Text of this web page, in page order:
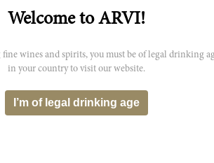
Erfahrungen zu diesem Wein reichen
verschlossen! 99 (20/20): Geballtes
tiefgründige und mineralische
Minuten kommen ein bis zwei weitere
Adstringenz, reife Tannine, die Süsse
weiterer Flaschenlagerung schreit,
den Sylvesterabend in den
Bouquet immer noch nur schwer
Konstellation noch mindestens zehn
unvergesslicher Moment. Wer wartet,
Schwarze Schokolade, Kakaobohnen,
entfaltet und dann stetig zunimmt.
zeigen sich erstaunlich weich und saftig,
Welcome to ARVI!
wines and spirits, you must be of legal drinking
in your country to visit our website.
I’m of legal drinking age